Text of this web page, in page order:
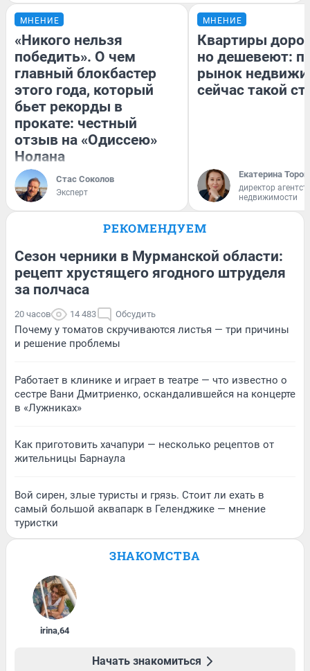
МНЕНИЕ
«Никого нельзя
победить». О чем
главный блокбастер
этого года, который
бьет рекорды в
прокате: честный
отзыв на «Одиссею»
Нолана
Стас Соколов
Эксперт
МНЕНИЕ
Квартиры
но дешевеют:
рынок
сейчас такой
Екатерина
директор
недвижимости
РЕКОМЕНДУЕМ
Сезон черники в Мурманской области:
рецепт хрустящего ягодного штруделя
за полчаса
20 часов 14 483 Обсудить
Почему у томатов скручиваются листья — три причины
и решение проблемы
Работает в клинике и играет в театре — что известно о
сестре Вани Дмитриенко, оскандалившейся на концерте
в «Лужниках»
Как приготовить хачапури — несколько рецептов от
жительницы Барнаула
Вой сирен, злые туристы и грязь. Стоит ли ехать в
самый большой аквапарк в Геленджике — мнение
туристки
ЗНАКОМСТВА
irina,64
Начать знакомиться